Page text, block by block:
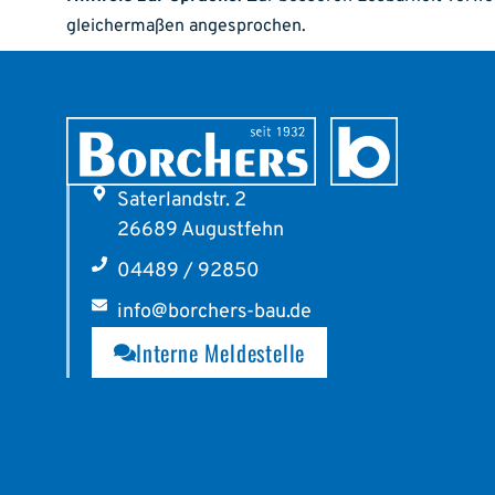
gleichermaßen angesprochen.
Saterlandstr. 2
26689 Augustfehn
04489 / 92850
info@borchers-bau.de
Interne Meldestelle